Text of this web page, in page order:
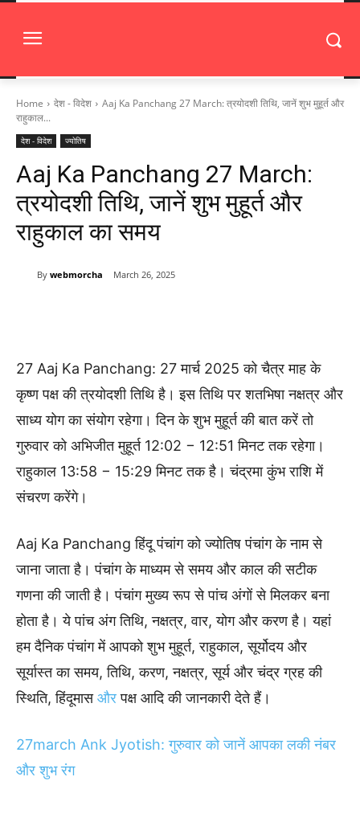
Home देश - विदेश
Aaj Ka Panchang 27 March: त्रयोदशी तिथि, जानें शुभ मुहूर्त और
राहुकाल...
देश - विदेश ज्योतिष
Aaj Ka Panchang 27 March:
त्रयोदशी तिथि, जानें शुभ मुहूर्त और
राहुकाल का समय
By webmorcha March 26, 2025
27 Aaj Ka Panchang: 27 मार्च 2025 को चैत्र माह के
कृष्ण पक्ष की त्रयोदशी तिथि है। इस तिथि पर शतभिषा नक्षत्र और
साध्य योग का संयोग रहेगा। दिन के शुभ मुहूर्त की बात करें तो
गुरुवार को अभिजीत मुहूर्त 12:02 − 12:51 मिनट तक रहेगा।
राहुकाल 13:58 − 15:29 मिनट तक है। चंद्रमा कुंभ राशि में
संचरण करेंगे।
Aaj Ka Panchang हिंदू पंचांग को ज्योतिष पंचांग के नाम से
जाना जाता है। पंचांग के माध्यम से समय और काल की सटीक
गणना की जाती है। पंचांग मुख्य रूप से पांच अंगों से मिलकर बना
होता है। ये पांच अंग तिथि, नक्षत्र, वार, योग और करण है। यहां
हम दैनिक पंचांग में आपको शुभ मुहूर्त, राहुकाल, सूर्योदय और
सूर्यास्त का समय, तिथि, करण, नक्षत्र, सूर्य और चंद्र ग्रह की
स्थिति, हिंदूमासऔरपक्ष आदि की जानकारी देते हैं।
27march Ank Jyotish: गुरुवार को जानें आपका लकी नंबर
और शुभ रंग